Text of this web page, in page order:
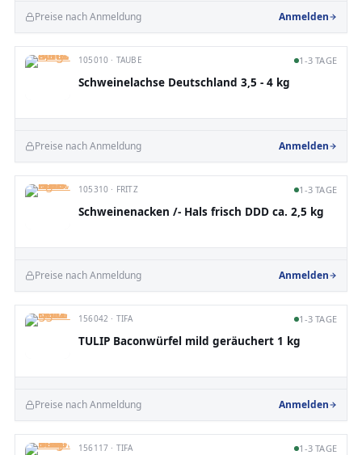
Preise nach Anmeldung Anmelden
105010 · TAUBE 1-3 TAGE
Schweinelachse Deutschland 3,5 - 4 kg
Preise nach Anmeldung Anmelden
105310 · FRITZ 1-3 TAGE
Schweinenacken /- Hals frisch DDD ca. 2,5 kg
Preise nach Anmeldung Anmelden
156042 · TIFA 1-3 TAGE
TULIP Baconwürfel mild geräuchert 1 kg
Preise nach Anmeldung Anmelden
156117 · TIFA 1-3 TAGE